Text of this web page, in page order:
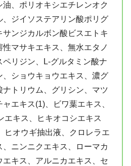
、ポリオキシエチレンオク
ジイソステアリン酸ポリグ
サンジカルボン酸ビスエトキ
マサキエキス、無水エタノ
リジン、L-グルタミン酸ナ
、ショウキョウエキス、濃グ
ナトリウム、グリシン、マツ
エキス(1)、ビワ葉エキス、
エキス、ヒキオコシエキス
ヒオウギ抽出液、クロレラエ
ニンニクエキス、ローマカ
エキス、アルニカエキス、セ